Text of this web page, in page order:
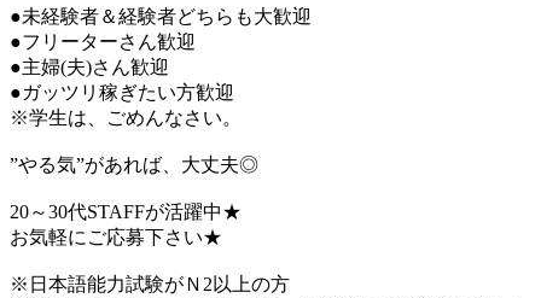
●未経験者＆経験者どちらも大歓迎
●フリーターさん歓迎
●主婦(夫)さん歓迎
●ガッツリ稼ぎたい方歓迎
※学生は、ごめんなさい。
”やる気”があれば、大丈夫◎
20～30代STAFFが活躍中★
お気軽にご応募下さい★
※日本語能力試験がＮ2以上の方